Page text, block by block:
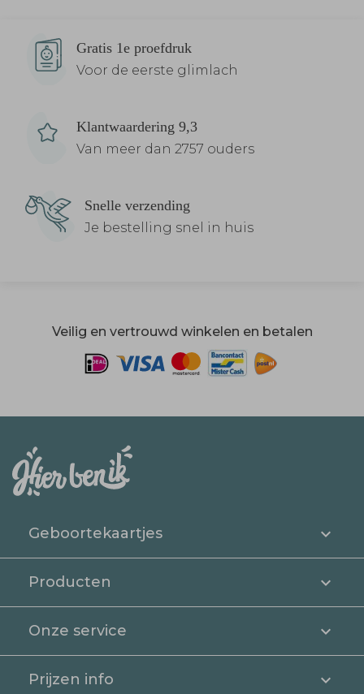
Gratis 1e proefdruk
Voor de eerste glimlach
Klantwaardering 9,3
Van meer dan 2757 ouders
Snelle verzending
Je bestelling snel in huis
Veilig en vertrouwd winkelen en betalen
Geboortekaartjes
Producten
Onze service
Prijzen info